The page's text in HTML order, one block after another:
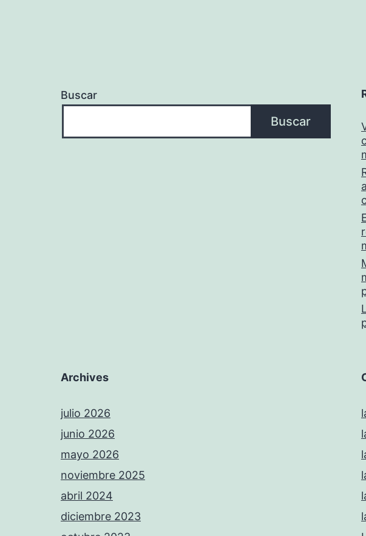
Buscar
Buscar
Archives
julio 2026
junio 2026
mayo 2026
noviembre 2025
abril 2024
diciembre 2023